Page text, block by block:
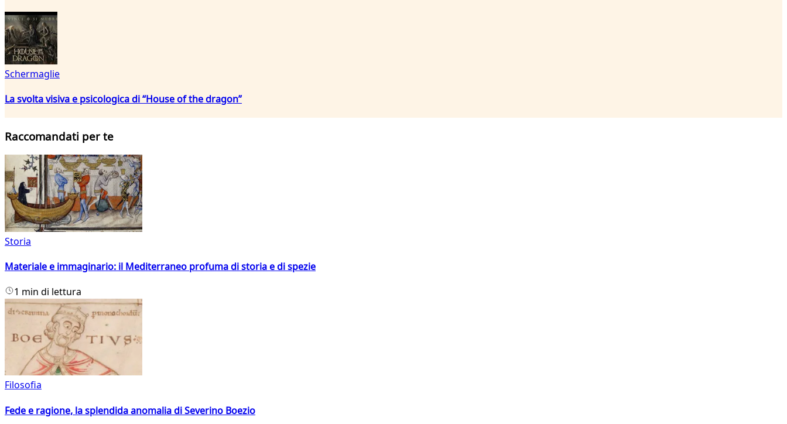
Schermaglie
La svolta visiva e psicologica di “House of the dragon”
Raccomandati per te
Storia
Materiale e immaginario: il Mediterraneo profuma di storia e di spezie
1 min di lettura
Filosofia
Fede e ragione, la splendida anomalia di Severino Boezio